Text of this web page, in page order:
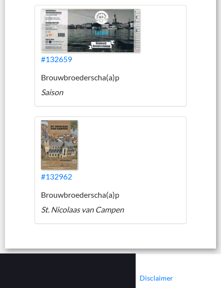
#132659
Brouwbroederscha(a)p
Saison
#132962
Brouwbroederscha(a)p
St. Nicolaas van Campen
Disclaimer